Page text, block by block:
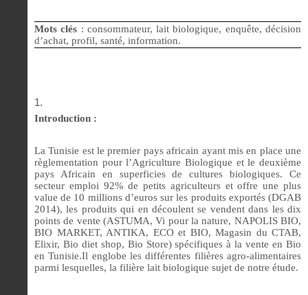
Mots clés : consommateur, lait biologique, enquête, décision
d’achat, profil, santé, information.
Introduction :
La Tunisie est le premier pays africain ayant mis en place une
règlementation pour l’Agriculture Biologique et le deuxième
pays Africain en superficies de cultures biologiques. Ce
secteur emploi 92% de petits agriculteurs et offre une plus
value de 10 millions d’euros sur les produits exportés (DGAB
2014), les produits qui en découlent se vendent dans les dix
points de vente (ASTUMA, Vi pour la nature, NAPOLIS BIO,
BIO MARKET, ANTIKA, ECO et BIO, Magasin du CTAB,
Elixir, Bio diet shop, Bio Store) spécifiques à la vente en Bio
en Tunisie.Il englobe les différentes filières agro-alimentaires
parmi lesquelles, la filière lait biologique sujet de notre étude.